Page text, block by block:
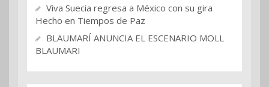
Viva Suecia regresa a México con su gira
Hecho en Tiempos de Paz
BLAUMARÍ ANUNCIA EL ESCENARIO MOLL
BLAUMARI